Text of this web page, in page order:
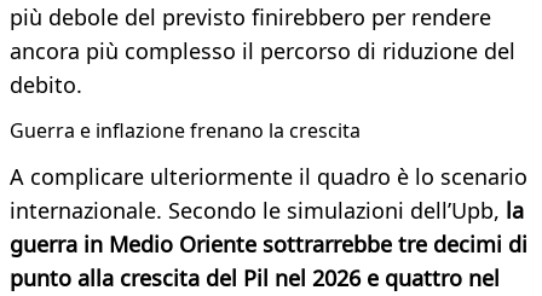
più debole del previsto finirebbero per rendere
ancora più complesso il percorso di riduzione del
debito.
Guerra e inflazione frenano la crescita
A complicare ulteriormente il quadro è lo scenario
internazionale. Secondo le simulazioni dell’Upb, la
guerra in Medio Oriente sottrarrebbe tre decimi di
punto alla crescita del Pil nel 2026 e quattro nel